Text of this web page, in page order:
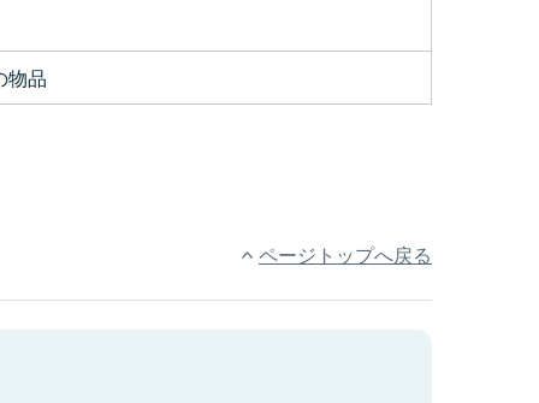
物品
ページトップへ戻る